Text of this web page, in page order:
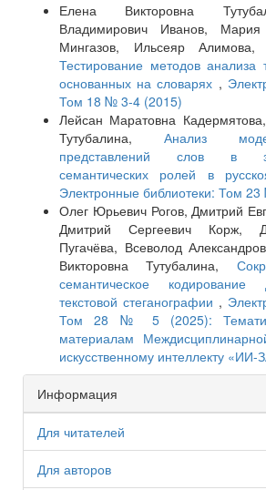
Елена Викторовна
Владимирович Иванов, Мария
Мингазов, Ильсеяр
Тестирование методов анализа
основанных на словарях ,
Том 18 № 3-4 (2015)
Лейсан Маратовна
Тутубалина, Анализ
представлений слов в
семантических ролей в
Электронные библиотеки: Том
Олег Юрьевич Рогов, Дмитрий
Дмитрий Сергеевич Корж,
Пугачёва, Всеволод
Викторовна Тутубалина,
семантическое кодирование
текстовой стеганографии ,
Том 28 № 5 (2025):
материалам
искусственному интеллекту
Информация
Для читателей
Для авторов